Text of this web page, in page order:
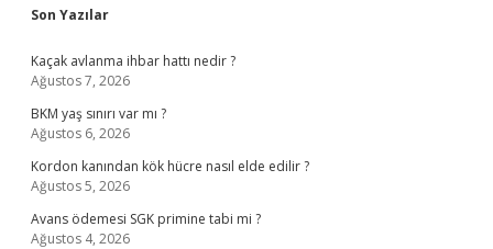
Sidebar
Son Yazılar
Kaçak avlanma ihbar hattı nedir ?
Ağustos 7, 2026
BKM yaş sınırı var mı ?
Ağustos 6, 2026
Kordon kanından kök hücre nasıl elde edilir ?
Ağustos 5, 2026
Avans ödemesi SGK primine tabi mi ?
Ağustos 4, 2026